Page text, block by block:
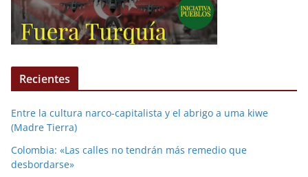
Recientes
Entre la cultura narco-capitalista y el abrigo a uma kiwe
(Madre Tierra)
Colombia: «Las calles no tendrán más remedio que
desbordarse»